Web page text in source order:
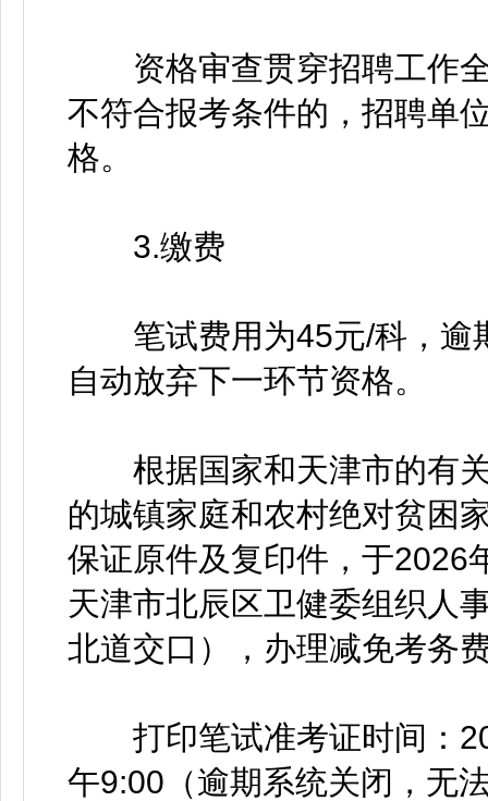
资格审查贯穿招聘工作全
不符合报考条件的，招聘单
格。
3.缴费
笔试费用为45元/科，逾
自动放弃下一环节资格。
根据国家和天津市的有关
的城镇家庭和农村绝对贫困
保证原件及复印件，于2026
天津市北辰区卫健委组织人
北道交口），办理减免考务
打印笔试准考证时间：
午9:00（逾期系统关闭，无